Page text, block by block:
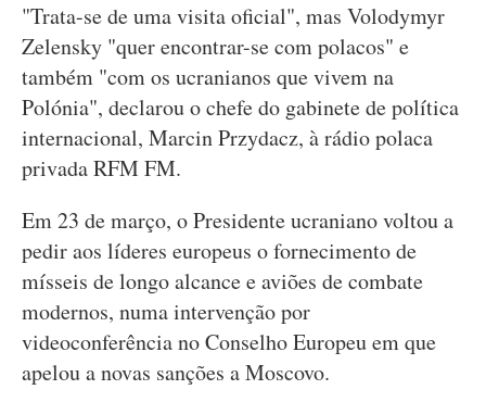
"Trata-se de uma visita oficial", mas Volodymyr
Zelensky "quer encontrar-se com polacos" e
também "com os ucranianos que vivem na
Polónia", declarou o chefe do gabinete de política
internacional, Marcin Przydacz, à rádio polaca
privada RFM FM.
Em 23 de março, o Presidente ucraniano voltou a
pedir aos líderes europeus o fornecimento de
mísseis de longo alcance e aviões de combate
modernos, numa intervenção por
videoconferência no Conselho Europeu em que
apelou a novas sanções a Moscovo.